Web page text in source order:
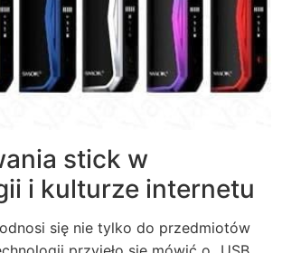
stick w
i kulturze internetu
się nie tylko do przedmiotów